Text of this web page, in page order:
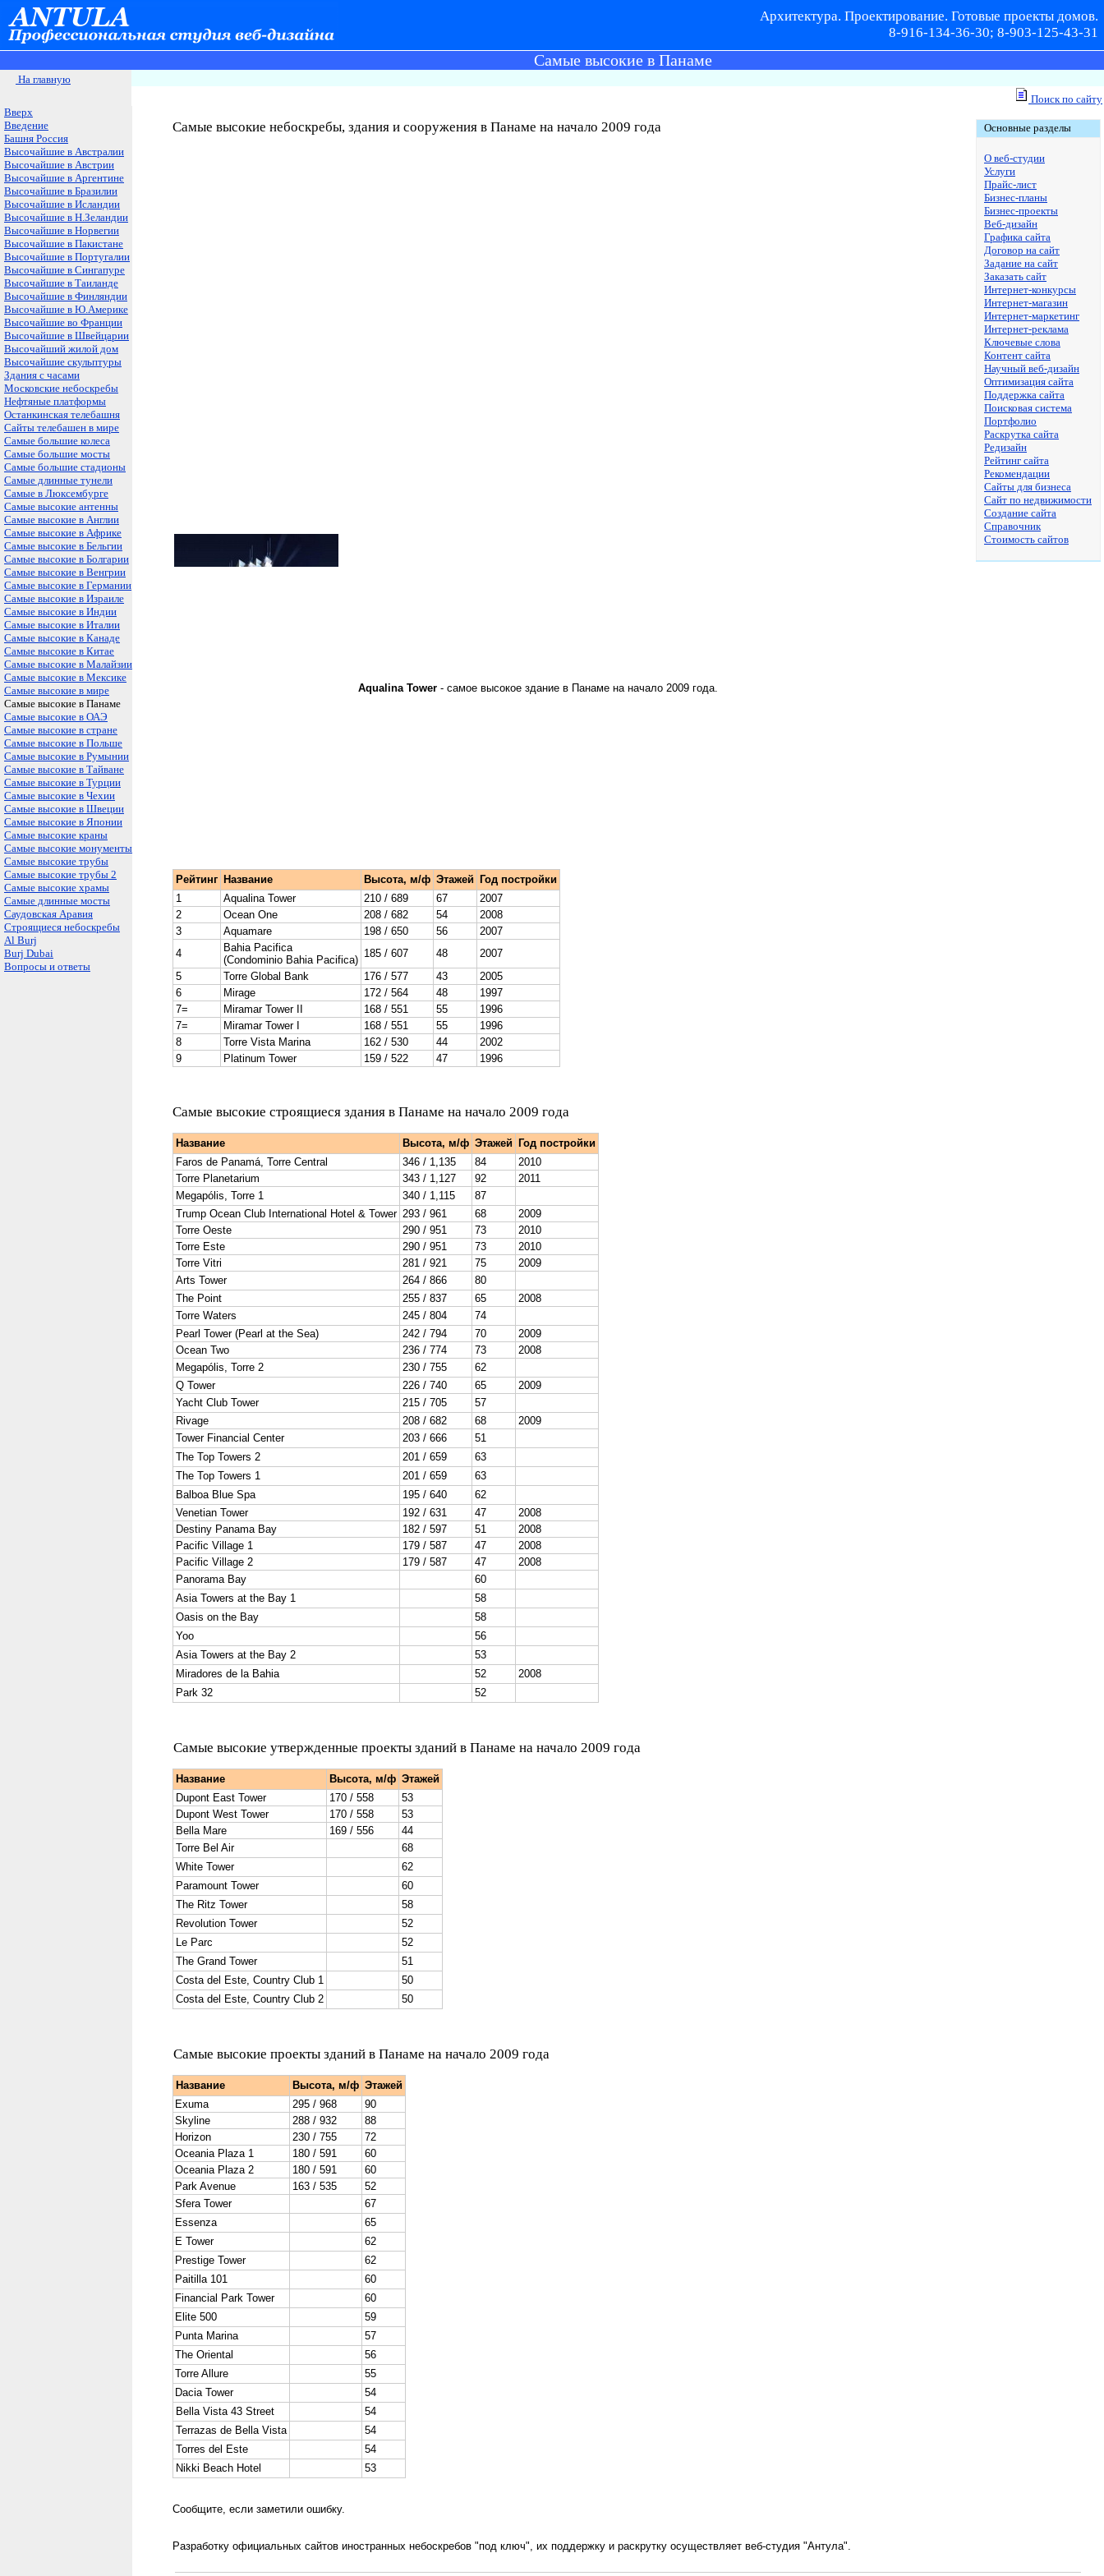
Архитектура. Проектирование. Готовые проекты домов.
8-916-134-36-30; 8-903-125-43-31
Самые высокие в Панаме
На главную
Поиск по сайту
Вверх
Введение
Башня Россия
Высочайшие в Австралии
Высочайшие в Австрии
Высочайшие в Аргентине
Высочайшие в Бразилии
Высочайшие в Исландии
Высочайшие в Н.Зеландии
Высочайшие в Норвегии
Высочайшие в Пакистане
Высочайшие в Португалии
Высочайшие в Сингапуре
Высочайшие в Таиланде
Высочайшие в Финляндии
Высочайшие в Ю.Америке
Высочайшие во Франции
Высочайшие в Швейцарии
Высочайший жилой дом
Высочайшие скульптуры
Здания с часами
Московские небоскребы
Нефтяные платформы
Останкинская телебашня
Сайты телебашен в мире
Самые большие колеса
Самые большие мосты
Самые большие стадионы
Самые длинные тунели
Самые в Люксембурге
Самые высокие антенны
Самые высокие в Англии
Самые высокие в Африке
Самые высокие в Бельгии
Самые высокие в Болгарии
Самые высокие в Венгрии
Самые высокие в Германии
Самые высокие в Израиле
Самые высокие в Индии
Самые высокие в Италии
Самые высокие в Канаде
Самые высокие в Китае
Самые высокие в Малайзии
Самые высокие в Мексике
Самые высокие в мире
Самые высокие в Панаме
Самые высокие в ОАЭ
Самые высокие в стране
Самые высокие в Польше
Самые высокие в Румынии
Самые высокие в Тайване
Самые высокие в Турции
Самые высокие в Чехии
Самые высокие в Швеции
Самые высокие в Японии
Самые высокие краны
Самые высокие монументы
Самые высокие трубы
Самые высокие трубы 2
Самые высокие храмы
Самые длинные мосты
Саудовская Аравия
Строящиеся небоскребы
Al Burj
Burj Dubai
Вопросы и ответы
Самые высокие небоскребы, здания и сооружения в Панаме на начало 2009 года
Aqualina Tower - самое высокое здание в Панаме на начало 2009 года.
Рейтинг Название Высота, м/ф Этажей Год постройки
1
AqualinaTower 210 / 689 67
2007
2
Ocean One 208 / 682 54
2008
3
Aquamare 198 / 650 56
2007
4
BahiaPacifica
(Condominio Bahia Pacifica)
185 / 607 48
2007
5
Torre Global Bank 176 / 577 43
2005
6
Mirage 172 / 564 48
1997
7=
MiramarTower II 168 / 551 55
1996
7=
MiramarTower I 168 / 551 55
1996
8
Torre Vista Marina 162 / 530 44
2002
9
Platinum Tower 159 / 522 47 1996
Самые высокие строящиеся здания в Панаме на начало 2009 года
Название Высота, м/ф Этажей Год постройки
Faros de Panamá, Torre Central
346 / 1,135 84
2010
Torre Planetarium
343 / 1,127 92
2011
Megapólis, Torre 1
340 / 1,115
87
Trump Ocean Club International Hotel & Tower 293 / 961 68
2009
Torre Oeste
290 / 951 73
2010
Torre Este
290 / 951 73
2010
Torre Vitri
281 / 921 75
2009
Arts Tower
264 / 866
80
The Point
255 / 837 65
2008
Torre Waters
245 / 804
74
Pearl Tower (Pearl at the Sea)
242 / 794 70
2009
Ocean Two
236 / 774 73
2008
Megapólis, Torre 2
230 / 755
62
Q Tower
226 / 740 65
2009
Yacht Club Tower
215 / 705
57
Rivage
208 / 682 68
2009
Tower Financial Center
203 / 666
51
The Top Towers 2
201 / 659
63
The Top Towers 1
201 / 659
63
Balboa Blue Spa
195 / 640
62
Venetian Tower
192 / 631 47
2008
Destiny Panama Bay
182 / 597 51
2008
Pacific Village 1
179 / 587 47
2008
Pacific Village 2
179 / 587 47
2008
Panorama Bay
60
Asia Towers at the Bay 1
58
Oasis on the Bay
58
Yoo
56
Asia Towers at the Bay 2
53
Miradores de la Bahia
52
2008
Park 32
52
Самые высокие утвержденные проекты зданий в Панаме на начало 2009 года
Название Высота, м/ф Этажей
Dupont East Tower 170 / 558
53
Dupont West Tower 170 / 558
53
BellaMare 169 / 556
44
Torre Bel Air
68
White Tower
62
Paramount Tower
60
The Ritz Tower
58
Revolution Tower
52
Le Parc
52
The Grand Tower
51
Costadel Este, Country Club 1
50
Costadel Este, Country Club 2 50
Самые высокие проекты зданий в Панаме на начало 2009 года
Название Высота, м/ф Этажей
Exuma
295 / 968
90
Skyline
288 / 932
88
Horizon
230 / 755
72
Oceania Plaza 1
180 / 591
60
Oceania Plaza 2
180 / 591
60
Park Avenue
163 / 535
52
Sfera Tower
67
Essenza
65
E Tower
62
Prestige Tower
62
Paitilla 101
60
Financial Park Tower
60
Elite 500
59
Punta Marina
57
The Oriental
56
Torre Allure
55
Dacia Tower
54
BellaVista 43 Street
54
Terrazas de Bella Vista
54
Torres del Este
54
Nikki Beach Hotel 53
Сообщите, если заметили ошибку.
Разработку официальных сайтов иностранных небоскребов "под ключ", их поддержку и раскрутку осуществляет веб-студия "Антула".
Основные разделы
О веб-студии
Услуги
Прайс-лист
Бизнес-планы
Бизнес-проекты
Веб-дизайн
Графика сайта
Договор на сайт
Задание на сайт
Заказать сайт
Интернет-конкурсы
Интернет-магазин
Интернет-маркетинг
Интернет-реклама
Ключевые слова
Контент сайта
Научный веб-дизайн
Оптимизация сайта
Поддержка сайта
Поисковая система
Портфолио
Раскрутка сайта
Редизайн
Рейтинг сайта
Рекомендации
Сайты для бизнеса
Сайт по недвижимости
Создание сайта
Справочник
Стоимость сайтов